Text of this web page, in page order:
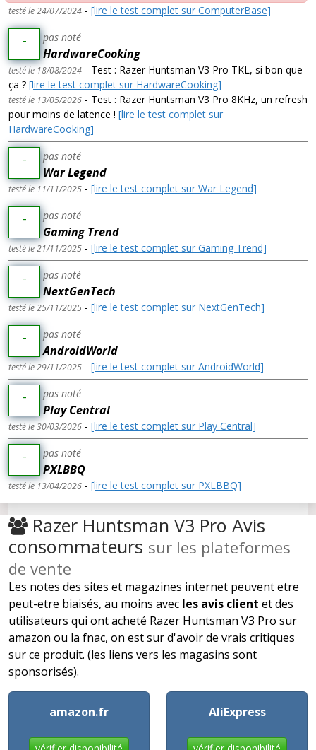
testé le 24/07/2024 - [lire le test complet sur ComputerBase]
- pas noté
HardwareCooking
testé le 18/08/2024 - Test : Razer Huntsman V3 Pro TKL, si bon que
ça ? [lire le test complet sur HardwareCooking]
testé le 13/05/2026 - Test : Razer Huntsman V3 Pro 8KHz, un refresh
pour moins de latence ! [lire le test complet sur
HardwareCooking]
- pas noté
War Legend
testé le 11/11/2025 - [lire le test complet sur War Legend]
- pas noté
Gaming Trend
testé le 21/11/2025 - [lire le test complet sur Gaming Trend]
- pas noté
NextGenTech
testé le 25/11/2025 - [lire le test complet sur NextGenTech]
- pas noté
AndroidWorld
testé le 29/11/2025 - [lire le test complet sur AndroidWorld]
- pas noté
Play Central
testé le 30/03/2026 - [lire le test complet sur Play Central]
- pas noté
PXLBBQ
testé le 13/04/2026 - [lire le test complet sur PXLBBQ]
Razer Huntsman V3 Pro Avis
consommateurs sur les plateformes
de vente
Les notes des sites et magazines internet peuvent etre
peut-etre biaisés, au moins avec les avis client et des
utilisateurs qui ont acheté Razer Huntsman V3 Pro sur
amazon ou la fnac, on est sur d'avoir de vrais critiques
sur ce produit. (les liens vers les magasins sont
sponsorisés).
amazon.fr AliExpress